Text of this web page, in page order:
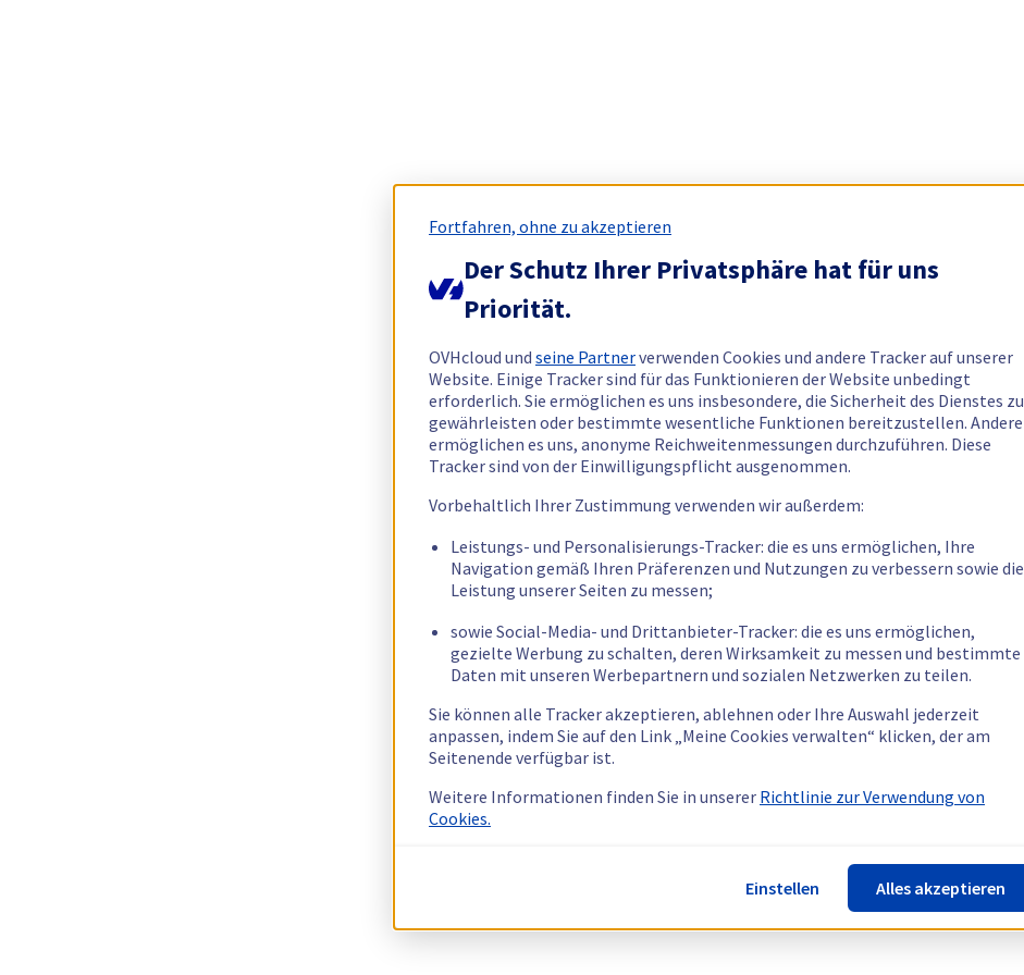
Fortfahren, ohne zu akzeptieren
Der Schutz Ihrer Privatsphäre hat für uns
Priorität.
OVHcloud und seine Partnerverwenden Cookies und andere Tracker auf unserer
Website. Einige Tracker sind für das Funktionieren der Website unbedingt
erforderlich. Sie ermöglichen es uns insbesondere, die Sicherheit des Dienstes zu
gewährleisten oder bestimmte wesentliche Funktionen bereitzustellen. Andere
ermöglichen es uns, anonyme Reichweitenmessungen durchzuführen. Diese
Tracker sind von der Einwilligungspflicht ausgenommen.
Vorbehaltlich Ihrer Zustimmung verwenden wir außerdem:
Leistungs- und Personalisierungs-Tracker: die es uns ermöglichen, Ihre
Navigation gemäß Ihren Präferenzen und Nutzungen zu verbessern sowie die
Leistung unserer Seiten zu messen;
sowie Social-Media- und Drittanbieter-Tracker: die es uns ermöglichen,
gezielte Werbung zu schalten, deren Wirksamkeit zu messen und bestimmte
Daten mit unseren Werbepartnern und sozialen Netzwerken zu teilen.
Sie können alle Tracker akzeptieren, ablehnen oder Ihre Auswahl jederzeit
anpassen, indem Sie auf den Link „Meine Cookies verwalten“ klicken, der am
Seitenende verfügbar ist.
Weitere Informationen finden Sie in unserer Richtlinie zur Verwendung von
Cookies.
Einstellen Alles akzeptieren